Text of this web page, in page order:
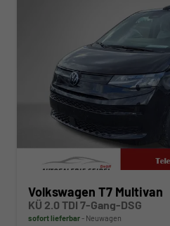
Volkswagen T7 Multivan
KÜ 2.0 TDI 7-Gang-DSG
sofort lieferbar Neuwagen